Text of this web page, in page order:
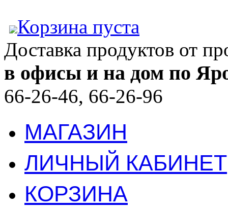
Корзина пуста
Доставка продуктов от
в офисы и на дом по
66-26-46, 66-26-96
МАГАЗИН
ЛИЧНЫЙ КАБИНЕТ
КОРЗИНА